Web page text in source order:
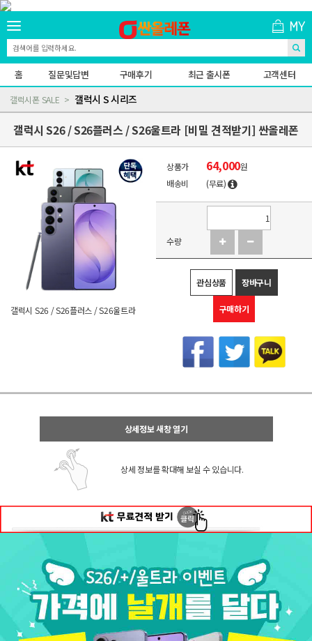
홈 질문및답변 구매후기 최근 출시폰 고객센터
갤럭시폰 SALE 갤럭시 S 시리즈
갤럭시 S26 / S26플러스 / S26울트라 [비밀 견적받기] 싼올레폰
갤럭시 S26 / S26플러스 / S26울트라
상품가 64,000원
배송비
(무료)
수량
관심상품 장바구니
구매하기
상세정보 새창 열기
상세 정보를 확대해 보실 수 있습니다.